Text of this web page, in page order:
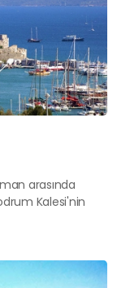
arasında
Kalesi'nin